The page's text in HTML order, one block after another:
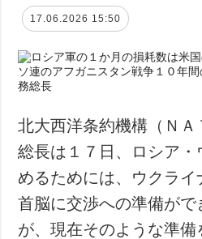
17.06.2026 15:50
北大西洋条約機構（Ｎ
総長は１７日、ロシア・
めるためには、ウクラ
首脳に交渉への準備がで
が、現在そのような準備